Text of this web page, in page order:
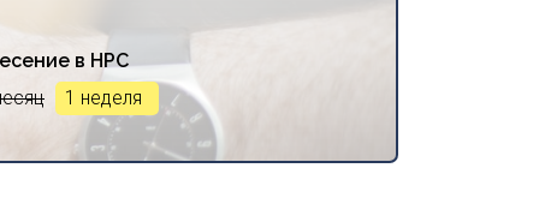
в НРС
1 неделя